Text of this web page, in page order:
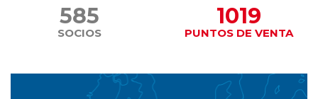
585
SOCIOS
1019
PUNTOS DE VENTA